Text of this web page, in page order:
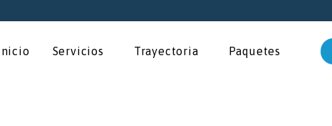
Servicios Trayectoria Paquetes